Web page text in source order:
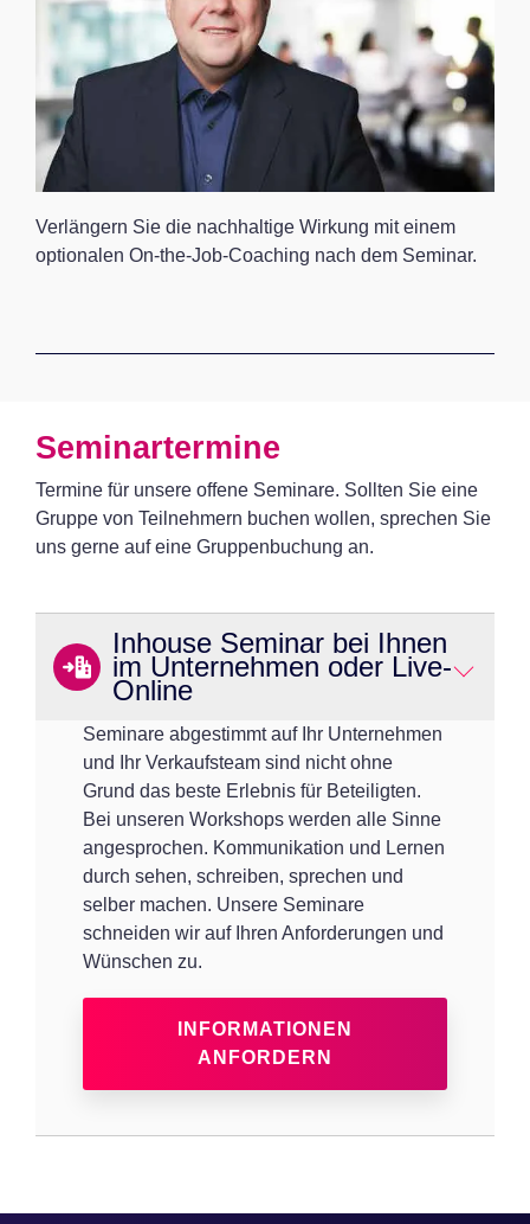
Verlängern Sie die nachhaltige Wirkung mit einem
optionalen On-the-Job-Coaching nach dem Seminar.
Seminartermine
Termine für unsere offene Seminare. Sollten Sie eine
Gruppe von Teilnehmern buchen wollen, sprechen Sie
uns gerne auf eine Gruppenbuchung an.
Inhouse Seminar bei Ihnen
im Unternehmen oder Live-
Online
Seminare abgestimmt auf Ihr Unternehmen
und Ihr Verkaufsteam sind nicht ohne
Grund das beste Erlebnis für Beteiligten.
Bei unseren Workshops werden alle Sinne
angesprochen. Kommunikation und Lernen
durch sehen, schreiben, sprechen und
selber machen. Unsere Seminare
schneiden wir auf Ihren Anforderungen und
Wünschen zu.
INFORMATIONEN
ANFORDERN